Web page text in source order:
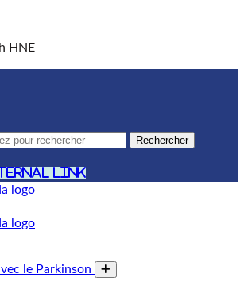
HNE
Rechercher
link
le Parkinson
Toggle submenu